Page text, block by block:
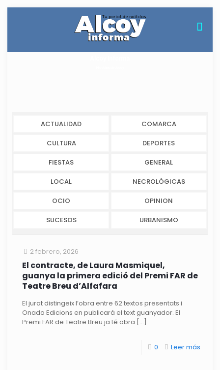
ACTUALIDAD COMARCA
CULTURA DEPORTES
FIESTAS GENERAL
LOCAL NECROLÓGICAS
OCIO OPINION
SUCESOS URBANISMO
2 febrero, 2026
El contracte, de Laura Masmiquel,
guanya la primera edició del Premi FAR de
Teatre Breu d’Alfafara
El jurat distingeix l’obra entre 62 textos presentats i
Onada Edicions en publicarà el text guanyador. El
Premi FAR de Teatre Breu ja té obra […]
0 Leer más